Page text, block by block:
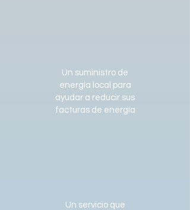
Un suministro de
energía local para
ayudar a reducir sus
facturas de energía
Un servicio que